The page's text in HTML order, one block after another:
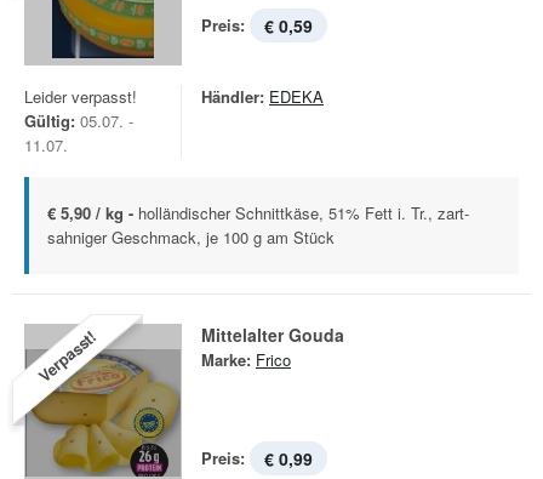
Preis: € 0,59
Leider verpasst!
Gültig: 05.07. -
11.07.
Händler: EDEKA
€ 5,90 / kg - holländischer Schnittkäse, 51% Fett i. Tr., zart-
sahniger Geschmack, je 100 g am Stück
Verpasst! Mittelalter Gouda
Marke: Frico
Preis: € 0,99